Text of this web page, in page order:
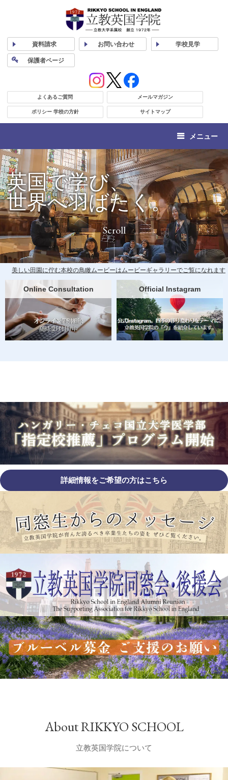
資料請求 お問い合わせ 学校見学
保護者ページ
よくあるご質問 メールマガジン
ポリシー 学校の方針 サイトマップ
メニュー
英国で学び、
世界へ羽ばたく。
Scroll
美しい田園に佇む本校の鳥瞰ムービーは ムービーギャラリーでご覧になれます
Online Consultation Official Instagram
詳細情報をご希望の方はこちら
About RIKKYO SCHOOL
立教英国学院について